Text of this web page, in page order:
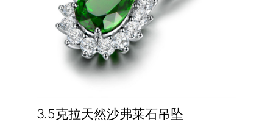
3.5克拉天然沙弗莱石吊坠